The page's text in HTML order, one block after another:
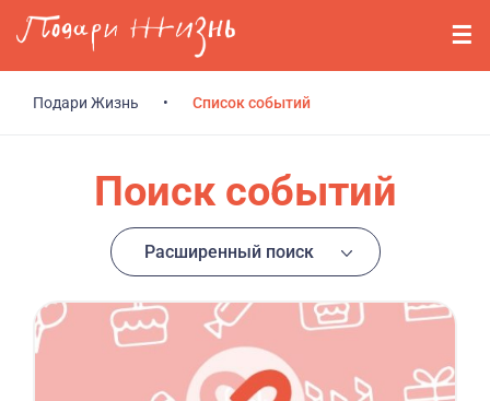
Перейти к основному содержанию
События
Вопросы
Войти
Регистрация
Подари Жизнь • Список событий
Поиск событий
Расширенный поиск